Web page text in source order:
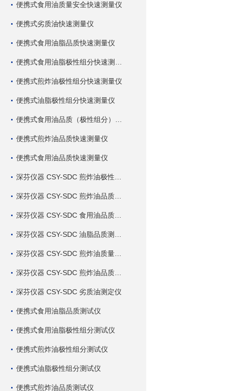
便携式食用油质量安全快速测量仪
便携式劣质油快速测量仪
便携式食用油脂品质快速测量仪
便携式煎炸油极性组分快速测量仪
便携式油脂极性组分快速测量仪
便携式煎炸油品质快速测量仪
便携式食用油品质快速测量仪
深芬仪器 CSY-SDC 劣质油测定仪
便携式食用油脂品质测试仪
便携式食用油脂极性组分测试仪
便携式煎炸油极性组分测试仪
便携式油脂极性组分测试仪
便携式煎炸油品质测试仪